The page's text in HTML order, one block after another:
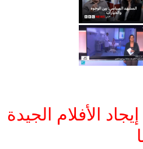
الأفلام الجيدة